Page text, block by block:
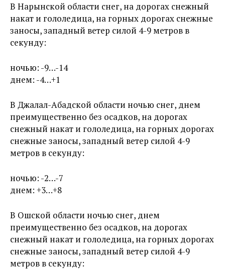
В Нарынской области снег, на дорогах снежный
накат и гололедица, на горных дорогах снежные
заносы, западный ветер силой 4-9 метров в
секунду:
ночью: -9…-14
днем: -4…+1
В Джалал-Абадской области ночью снег, днем
преимущественно без осадков, на дорогах
снежный накат и гололедица, на горных дорогах
снежные заносы, западный ветер силой 4-9
метров в секунду:
ночью: -2…-7
днем: +3…+8
В Ошской области ночью снег, днем
преимущественно без осадков, на дорогах
снежный накат и гололедица, на горных дорогах
снежные заносы, западный ветер силой 4-9
метров в секунду: